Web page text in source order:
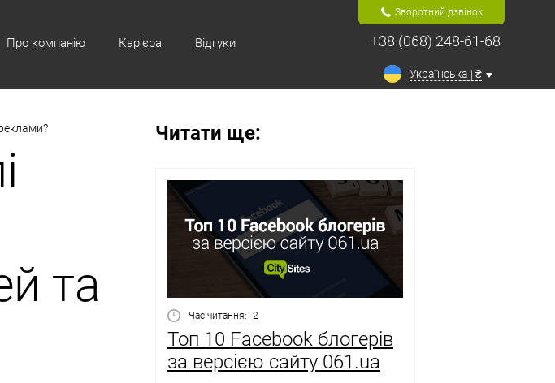
Зворотний дзвінок
+38 (068) 248-61-68
Українська | ₴
Про компанію Кар'єра Відгуки
та
Читати ще:
Час читання: 2
Топ 10 Facebook блогерів
за версією сайту 061.ua